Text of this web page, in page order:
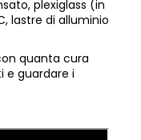
plexiglass (in
lastre di alluminio
quanta cura
e guardare i